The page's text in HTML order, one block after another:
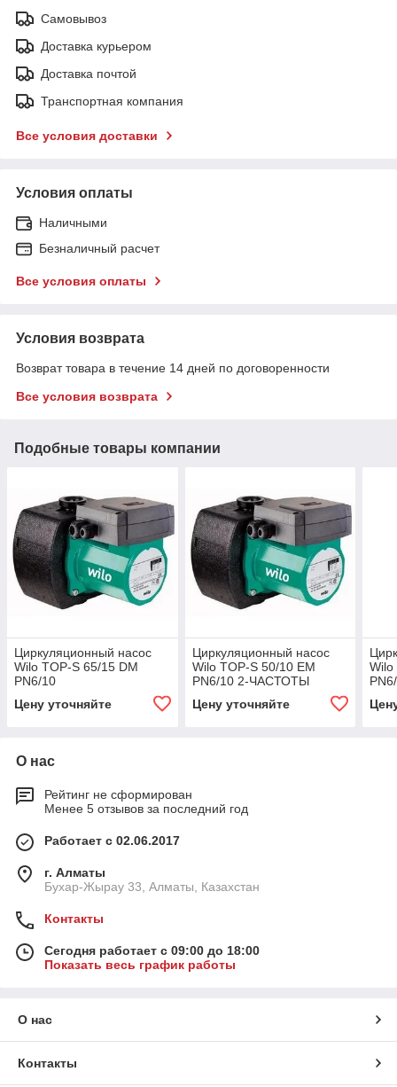
Самовывоз
Доставка курьером
Доставка почтой
Транспортная компания
Все условия доставки
Условия оплаты
Наличными
Безналичный расчет
Все условия оплаты
Условия возврата
Возврат товара в течение 14 дней по договоренности
Все условия возврата
Подобные товары компании
Циркуляционный насос
Wilo TOP-S 65/15 DM
PN6/10
Цену уточняйте
Циркуляционный насос
Wilo TOP-S 50/10 EM
PN6/10 2-ЧАСТОТЫ
Цену уточняйте
Wilo
О нас
Рейтинг не сформирован
Менее 5 отзывов за последний год
Работает с 02.06.2017
г. Алматы
Бухар-Жырау 33, Алматы, Казахстан
Контакты
Сегодня работает с 09:00 до 18:00
Показать весь график работы
О нас
Контакты